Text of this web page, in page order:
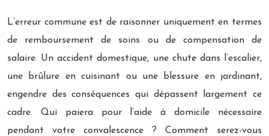
L’erreur commune est de raisonner uniquement en termes
de remboursement de soins ou de compensation de
salaire. Un accident domestique, une chute dans l’escalier,
une brûlure en cuisinant ou une blessure en jardinant,
engendre des conséquences qui dépassent largement ce
cadre. Qui paiera pour l’aide à domicile nécessaire
pendant votre convalescence ? Comment serez-vous